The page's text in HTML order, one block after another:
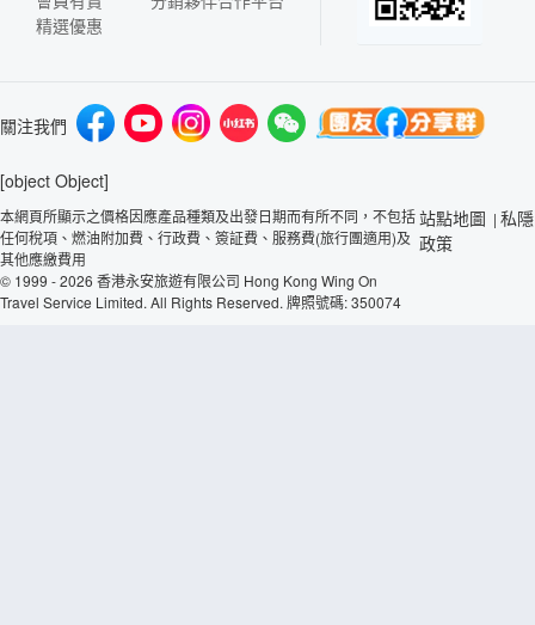
精選優惠
關注我們
[object Object]
本網頁所顯示之價格因應產品種類及出發日期而有所不同，不包括
任何稅項、燃油附加費、行政費、簽証費、服務費(旅行團適用)及
其他應繳費用
© 1999 - 2026 香港永安旅遊有限公司 Hong Kong Wing On
Travel Service Limited. All Rights Reserved. 牌照號碼: 350074
站點地圖 | 私隱
政策